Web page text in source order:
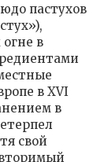
пастухов
в
в XVI
в
свой